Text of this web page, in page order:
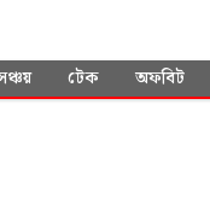
টেক অফবিট